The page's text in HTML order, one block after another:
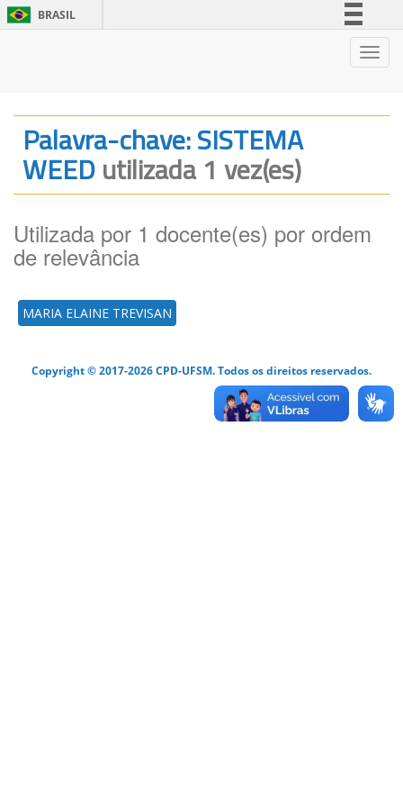
BRASIL
Legislação
Canais
Palavra-chave: SISTEMA
WEEDutilizada 1 vez(es)
Utilizada por 1 docente(es) por ordem
de relevância
MARIA ELAINE TREVISAN
Copyright © 2017-2026 CPD-UFSM. Todos os direitos reservados.